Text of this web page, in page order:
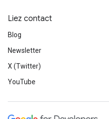
Liez contact
Blog
Newsletter
X (Twitter)
YouTube